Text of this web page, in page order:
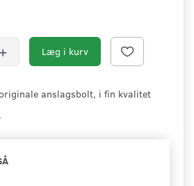
Læg i kurv
anslagsbolt, i fin kvalitet